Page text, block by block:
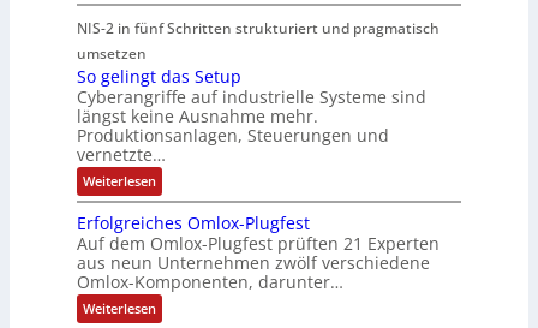
a
n
ä
l
l
g
k
e
i
t
a
E
t
h
c
a
t
P
l
u
a
t
g
i
e
ü
r
D
I
N
-
S
n
d
s
t
r
i
e
c
o
m
p
u
t
r
e
o
u
t
r
g
e
n
e
r
a
t
e
c
v
e
z
e
i
c
h
n
e
t
9
%
NIS-2 in fünf Schritten strukturiert und pragmatisch
umsetzen
So gelingt das Setup
Cyberangriffe auf industrielle Systeme sind
längst keine Ausnahme mehr.
Produktionsanlagen, Steuerungen und
vernetzte…
Weiterlesen:
S
o
g
e
i
n
g
Erfolgreiches Omlox-Plugfest
Auf dem Omlox-Plugfest prüften 21 Experten
aus neun Unternehmen zwölf verschiedene
Omlox-Komponenten, darunter…
Weiterlesen:
E